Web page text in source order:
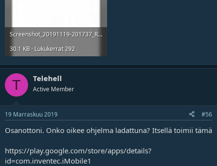
Screenshot_20191119-201737_Remote Ctrl.jpg
30.1 KB · Lukukerrat 292
T Telehell
Active Member
19 Marraskuu 2019 #56
Osanottoni. Onko oikee ohjelma ladattuna? Itsellä toimii tämä
https://play.google.com/store/apps/details?
id=com.inventec.iMobile1